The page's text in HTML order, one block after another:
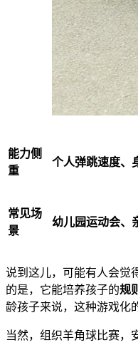
能力侧
重
个人弹跳速度、
常见场
景
幼儿园运动会、
说到这儿，可能有人会觉
的是，它能培养孩子的规
龄孩子来说，这种游戏化
当然，组织羊角球比赛，